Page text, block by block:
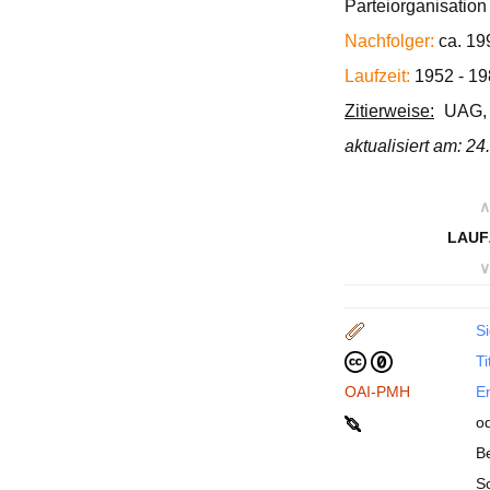
Nachfolger: ca.
Laufzeit: 1952 -
Zitierweise:
aktualisiert am:
∧
∨
OAI-PMH